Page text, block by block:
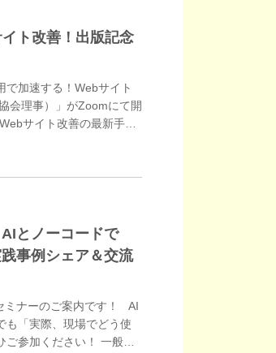
ト改善！出版記念
加速する！Webサイト
会理事）」がZoomにて開
サイト改善の最新手法
とノーコードで
事例シェア＆交流
ミナーのご案内です！ AI
も「実際、現場でどう使
参加ください！ 一般社